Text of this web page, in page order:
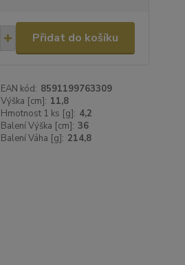
Přidat do košíku
EAN kód: 8591199763309
Výška [cm]: 11,8
Hmotnost 1 ks [g]: 4,2
Balení Výška [cm]: 36
Balení Váha [g]: 214,8